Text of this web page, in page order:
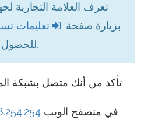
تعرف العلامة التجارية
بزيارة صفحة
تعليمات
للحصول على التعليمات المحددة.
تأكد من أنك متصل بشبكة